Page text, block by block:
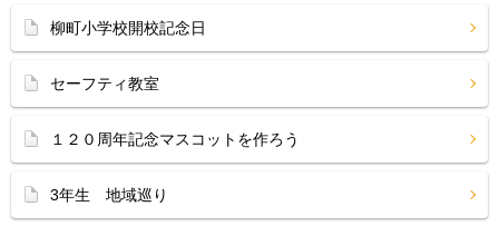
柳町小学校開校記念日
セーフティ教室
１２０周年記念マスコットを作ろう
3年生 地域巡り